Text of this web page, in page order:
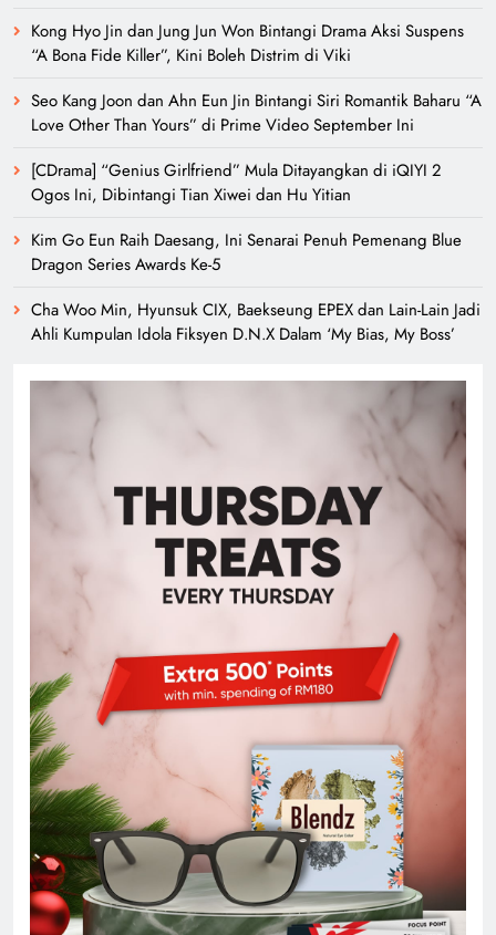
Kong Hyo Jin dan Jung Jun Won Bintangi Drama Aksi Suspens
“A Bona Fide Killer”, Kini Boleh Distrim di Viki
Seo Kang Joon dan Ahn Eun Jin Bintangi Siri Romantik Baharu “A
Love Other Than Yours” di Prime Video September Ini
[CDrama] “Genius Girlfriend” Mula Ditayangkan di iQIYI 2
Ogos Ini, Dibintangi Tian Xiwei dan Hu Yitian
Kim Go Eun Raih Daesang, Ini Senarai Penuh Pemenang Blue
Dragon Series Awards Ke-5
Cha Woo Min, Hyunsuk CIX, Baekseung EPEX dan Lain-Lain Jadi
Ahli Kumpulan Idola Fiksyen D.N.X Dalam ‘My Bias, My Boss’